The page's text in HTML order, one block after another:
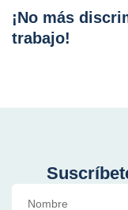
¡No más
trabajo!